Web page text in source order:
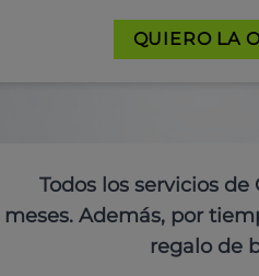
QUIERO LA
Todos los servicios
meses. Además, por
regalo de